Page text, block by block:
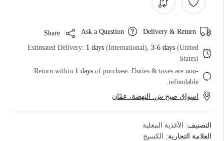
Delivery & Return
Ask a Question
Estimated Delivery: 1 days (International), 3-6 days (United
States)
Return within 1 days of purchase. Duties & taxes are non-
refundable.
اسواق صبح ش. النهضة، عمّان
التصنيف:
الأغذية المعلبة
العلامة التجارية:
الكسيح